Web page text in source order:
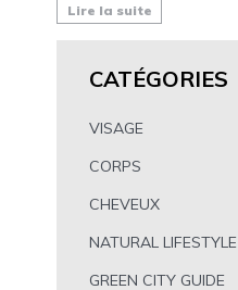
Lire la suite
CATÉGORIES
VISAGE
CORPS
CHEVEUX
NATURAL LIFESTYLE
GREEN CITY GUIDE